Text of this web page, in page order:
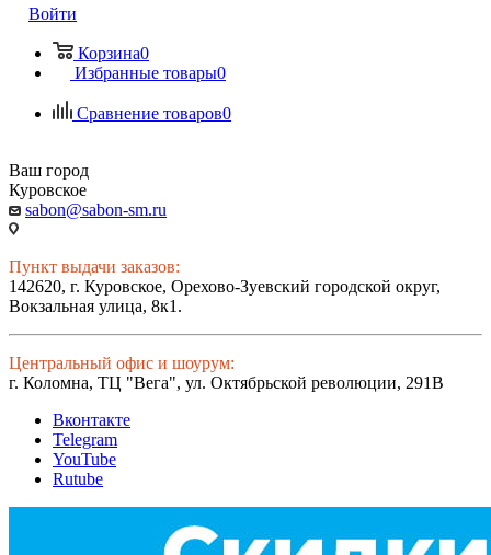
Войти
Корзина0
Избранные товары0
Сравнение товаров0
Ваш город
Куровское
sabon@sabon-sm.ru
Пункт выдачи заказов:
142620, г. Куровское, Орехово-Зуевский городской округ,
Вокзальная улица, 8к1.
Центральный офис и шоурум:
г. Коломна, ТЦ "Вега", ул. Октябрьской революции, 291В
Вконтакте
Telegram
YouTube
Rutube